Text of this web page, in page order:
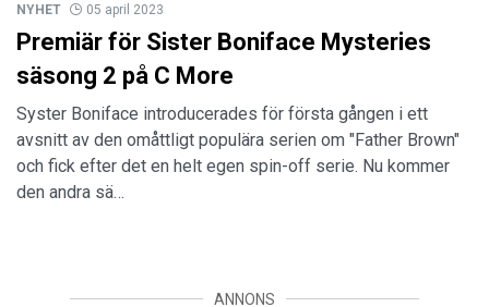
NYHET 05 april 2023
Premiär för Sister Boniface Mysteries
säsong 2 på C More
Syster Boniface introducerades för första gången i ett
avsnitt av den omåttligt populära serien om "Father Brown"
och fick efter det en helt egen spin-off serie. Nu kommer
den andra sä…
ANNONS